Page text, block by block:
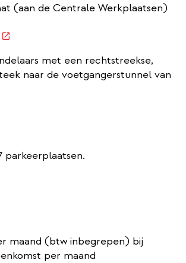
(aan de Centrale Werkplaatsen)
(externe
met een rechtstreekse,
naar de voetgangerstunnel van
parkeerplaatsen.
maand (btw inbegrepen) bij
per maand